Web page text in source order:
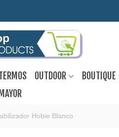
OUTDOOR BOUTIQUE
Hobie Blanco